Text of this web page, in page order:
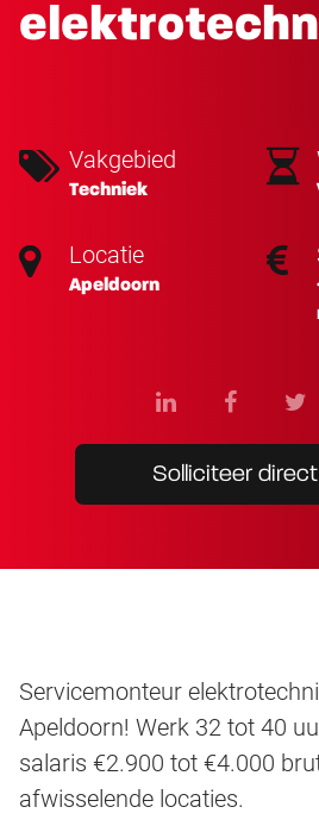
Vakgebied
Techniek
Locatie
Apeldoorn
Solliciteer
Servicemonteur
Apeldoorn! Werk 32 tot 40
salaris €2.900 tot €4.000
afwisselende locaties.